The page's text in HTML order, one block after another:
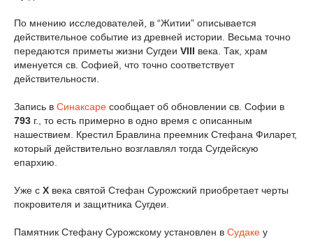
По мнению исследователей, в “Житии” описывается
действительное событие из древней истории. Весьма точно
передаются приметы жизни Сугдеи VIII века. Так, храм
именуется св. Софией, что точно соответствует
действительности.
Запись в Синаксаре сообщает об обновлении св. Софии в
793 г., то есть примерно в одно время с описанным
нашествием. Крестил Бравлина преемник Стефана Филарет,
который действительно возглавлял тогда Сугдейскую
епархию.
Уже с X века святой Стефан Сурожский приобретает черты
покровителя и защитника Сугдеи.
Памятник Стефану Сурожскому установлен в Судаке у